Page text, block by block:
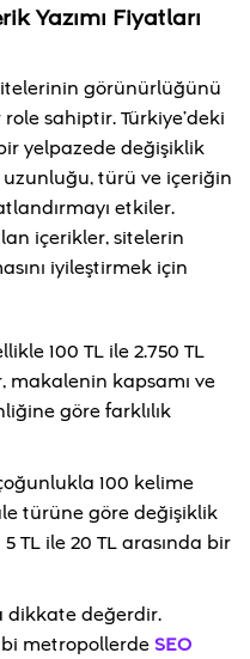
Yazımı Fiyatları
görünürlüğünü
sahiptir. Türkiye’deki
yelpazede değişiklik
türü ve içeriğin
etkiler.
içerikler, sitelerin
iyileştirmek için
100 TL ile 2.750 TL
makalenin kapsamı ve
göre farklılık
100 kelime
türüne göre değişiklik
TL ile 20 TL arasında bir
dikkate değerdir.
metropollerdeSEO